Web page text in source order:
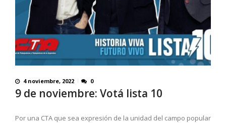
4 noviembre, 2022 0
9 de noviembre: Votá lista 10
Por una CTA que sea expresión de la unidad del campo popular